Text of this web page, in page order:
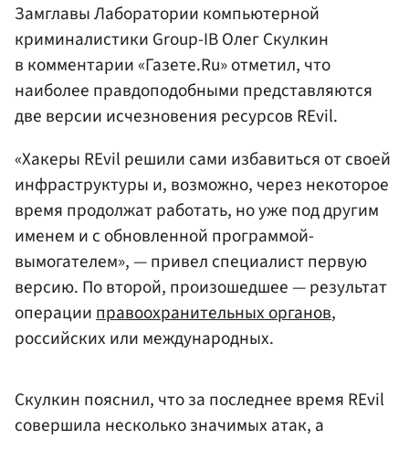
Замглавы Лаборатории компьютерной
криминалистики Group-IB Олег Скулкин
в комментарии «Газете.Ru» отметил, что
наиболее правдоподобными представляются
две версии исчезновения ресурсов REvil.
«Хакеры REvil решили сами избавиться от своей
инфраструктуры и, возможно, через некоторое
время продолжат работать, но уже под другим
именем и с обновленной программой-
вымогателем», — привел специалист первую
версию. По второй, произошедшее — результат
операцииправоохранительных органов,
российских или международных.
Скулкин пояснил, что за последнее время REvil
совершила несколько значимых атак, а